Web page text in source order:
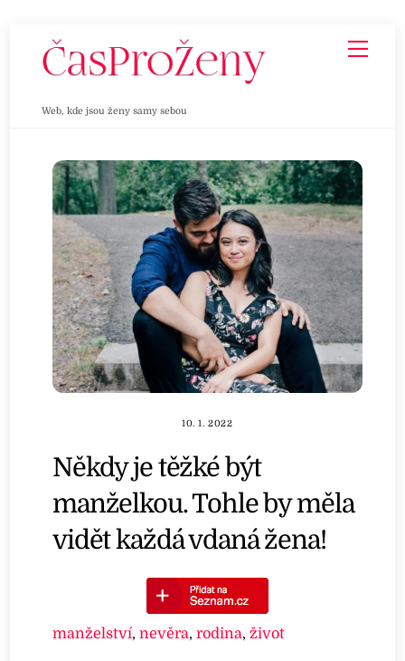
Web, kde jsou ženy samy sebou
10. 1. 2022
Někdy je těžké být
manželkou. Tohle by měla
vidět každá vdaná žena!
manželství,nevěra,rodina,život